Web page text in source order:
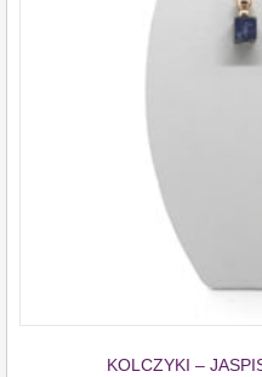
KOLCZYKI –